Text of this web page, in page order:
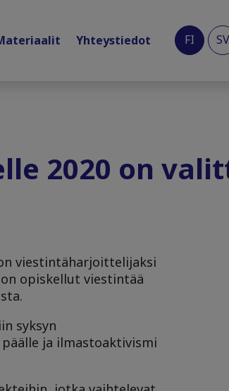
Yhteystiedot FI SV
2020 on
viestintäharjoittelijaksi
opiskellut viestintää
syksyn
ja ilmastoaktivismi